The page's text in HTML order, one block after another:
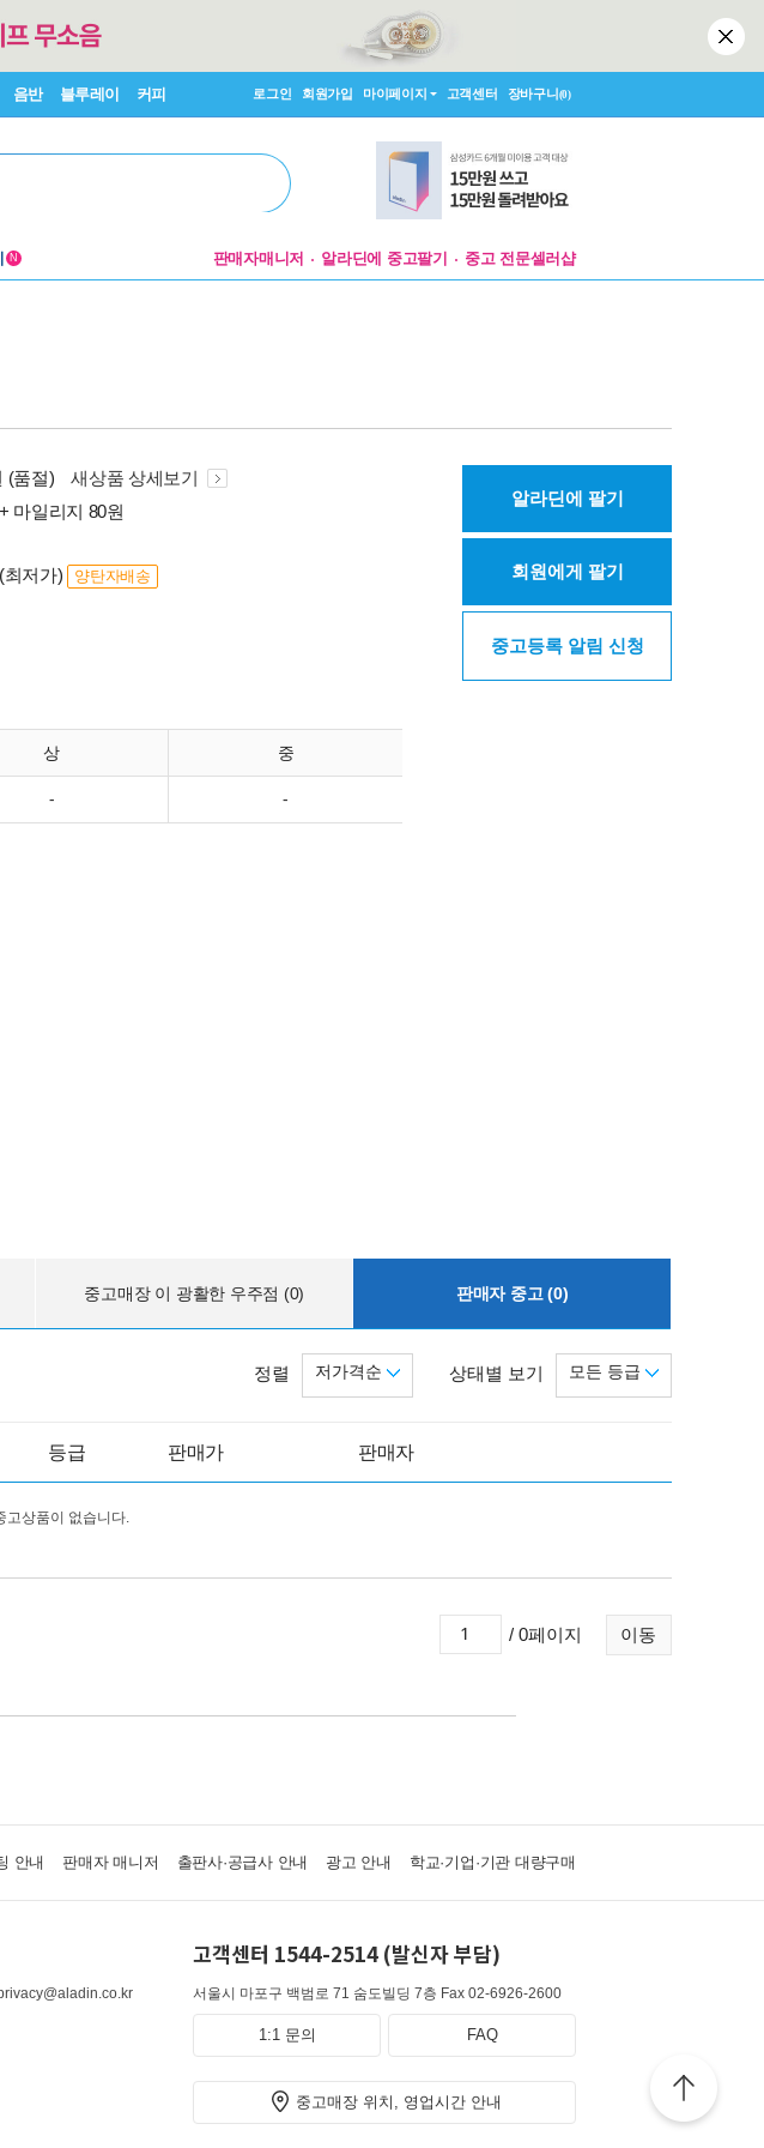
음반 블루레이 커피 로그인 회원가입 마이페이지 고객센터 장바구니(0)
N 판매자매니저 알라딘에 중고팔기 중고 전문셀러샵
(품절)
새상품 상세보기
마일리지 80원
(최저가) 양탄자배송
상 중
- -
알라딘에 팔기
회원에게 팔기
중고등록 알림 신청
중고매장 이 광활한 우주점 (0) 판매자 중고 (0)
상태별 보기 모든 등급
정렬 저가격순
등급 판매가 판매자
고상품이 없습니다.
이동
/ 0페이지
안내 판매자 매니저 출판사·공급사 안내 광고 안내 학교·기업·기관 대량구매
고객센터 1544-2514 (발신자 부담)
서울시 마포구 백범로 71 숨도빌딩 7층 Fax 02-6926-2600
1:1 문의 FAQ
중고매장 위치, 영업시간 안내